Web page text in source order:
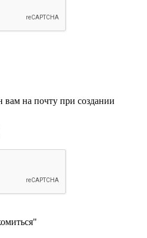
на почту при создании